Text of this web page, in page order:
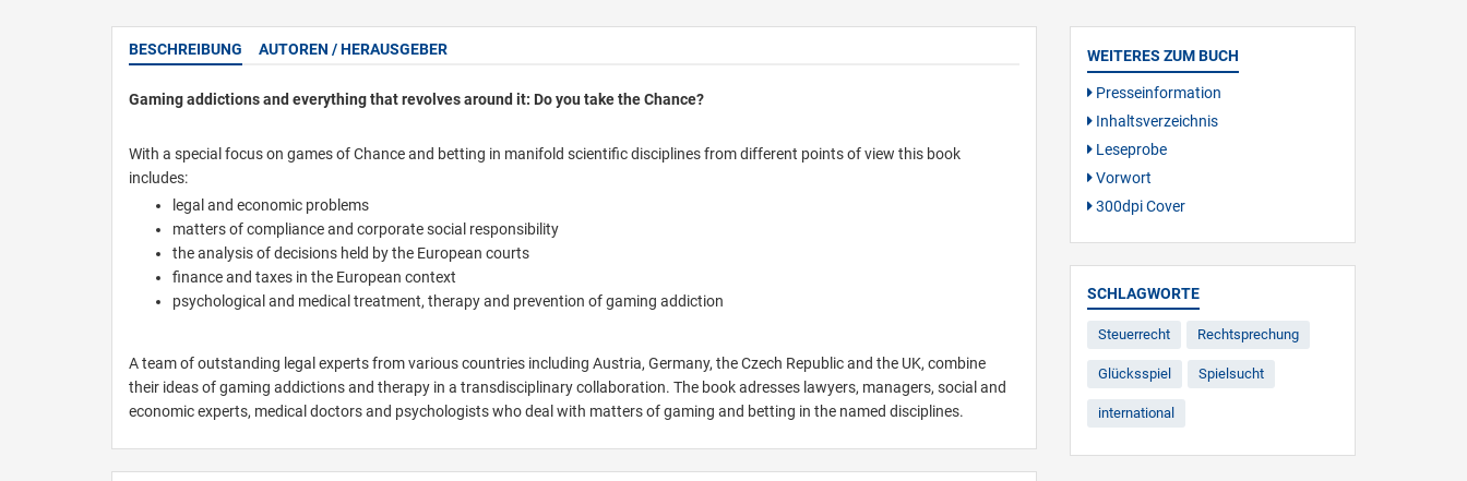
BESCHREIBUNG AUTOREN / HERAUSGEBER
Gaming addictions and everything that revolves around it: Do you take the Chance?
With a special focus on games of Chance and betting in manifold scientific disciplines from different points of view this book
includes:
legal and economic problems
matters of compliance and corporate social responsibility
the analysis of decisions held by the European courts
finance and taxes in the European context
psychological and medical treatment, therapy and prevention of gaming addiction
A team of outstanding legal experts from various countries including Austria, Germany, the Czech Republic and the UK, combine
their ideas of gaming addictions and therapy in a transdisciplinary collaboration. The book adresses lawyers, managers, social and
economic experts, medical doctors and psychologists who deal with matters of gaming and betting in the named disciplines.
WEITERES ZUM BUCH
Presseinformation
Inhaltsverzeichnis
Leseprobe
Vorwort
300dpi Cover
SCHLAGWORTE
Steuerrecht Rechtsprechung
Glücksspiel Spielsucht
international